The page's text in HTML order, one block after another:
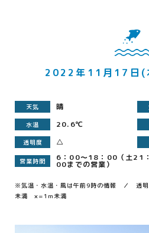
2022年11月17日(
天気 晴
水温 20.6℃
透明度 △
営業時間 6：00～18：00（土21
00までの営業）
※気温・水温・風は午前9時の情報 ／
未満 ×=1m未満